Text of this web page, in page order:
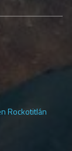
Rockotitlán